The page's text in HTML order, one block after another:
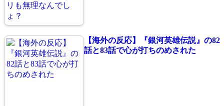
【海外の反応】『銀河英雄伝説』の82
話と83話で心が打ちのめされた